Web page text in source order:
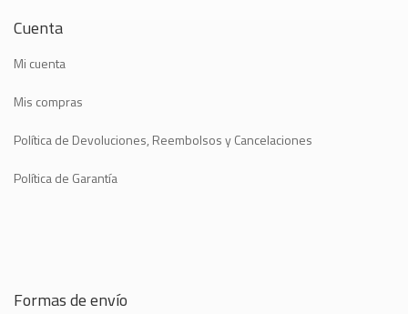
Cuenta
Mi cuenta
Mis compras
Política de Devoluciones, Reembolsos y Cancelaciones
Política de Garantía
Formas de envío